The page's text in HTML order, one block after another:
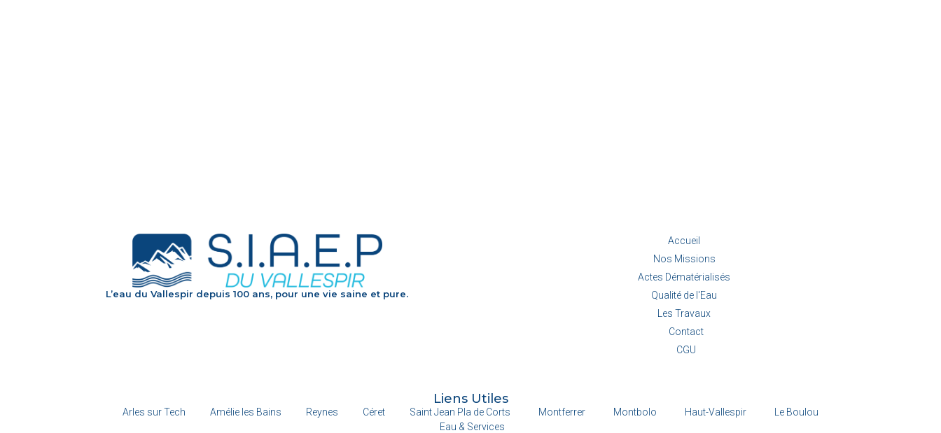
L’eau du Vallespir depuis 100 ans, pour une vie saine et pure.
Accueil
Nos Missions
Actes Dématérialisés
Qualité de l'Eau
Les Travaux
Contact
CGU
Liens Utiles
Arles sur Tech Amélie les Bains Reynes Céret Saint Jean Pla de Corts Montferrer Montbolo Haut-Vallespir
Le Boulou
Eau & Services